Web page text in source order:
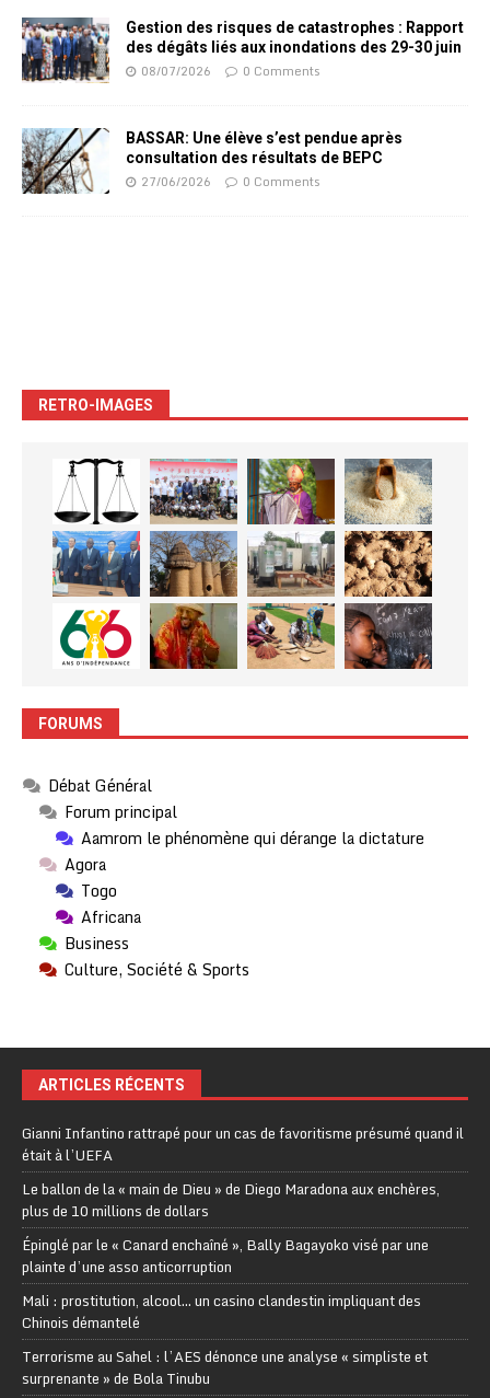
Gestion des risques de catastrophes : Rapport
des dégâts liés aux inondations des 29-30 juin
08/07/2026 0 Comments
BASSAR: Une élève s’est pendue après
consultation des résultats de BEPC
27/06/2026 0 Comments
RETRO-IMAGES
FORUMS
Débat Général
Forum principal
Aamrom le phénomène qui dérange la dictature
Agora
Togo
Africana
Business
Culture, Société & Sports
ARTICLES RÉCENTS
Gianni Infantino rattrapé pour un cas de favoritisme présumé quand il
était à l’UEFA
Le ballon de la « main de Dieu » de Diego Maradona aux enchères,
plus de 10 millions de dollars
Épinglé par le « Canard enchaîné », Bally Bagayoko visé par une
plainte d’une asso anticorruption
Mali : prostitution, alcool… un casino clandestin impliquant des
Chinois démantelé
Terrorisme au Sahel : l’AES dénonce une analyse « simpliste et
surprenante » de Bola Tinubu